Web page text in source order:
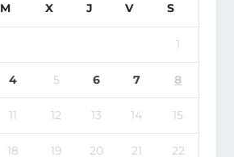
M X J V S
1
4 5 6 7 8
11 12 13 14 15
18 19 20 21 22